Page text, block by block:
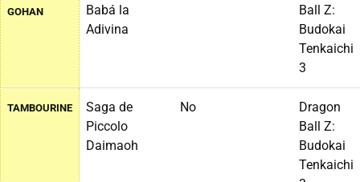
GOHAN
Babá la
Adivina
Ball Z:
Budokai
Tenkaichi
3
TAMBOURINE
Saga de
Piccolo
Daimaoh
No
Dragon
Ball Z:
Budokai
Tenkaichi